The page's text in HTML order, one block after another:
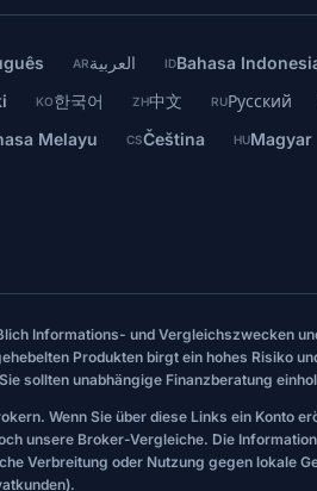
ARالعربية IDBahasa
KO한국어 ZH中文 RUРусский
Melayu CSČeština HUMagyar
Informations- und Vergleichszwecken
Produkten birgt ein hohes Risiko
Sie sollten unabhängige Finanzberatung
Wenn Sie über diese Links ein Konto
unsere Broker-Vergleiche. Die
Verbreitung oder Nutzung gegen lokale